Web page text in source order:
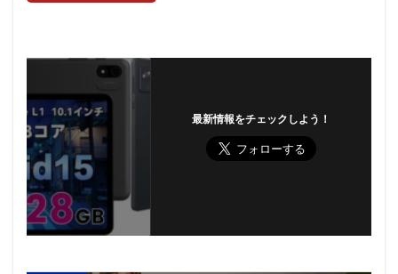
最新情報をチェックしよう！